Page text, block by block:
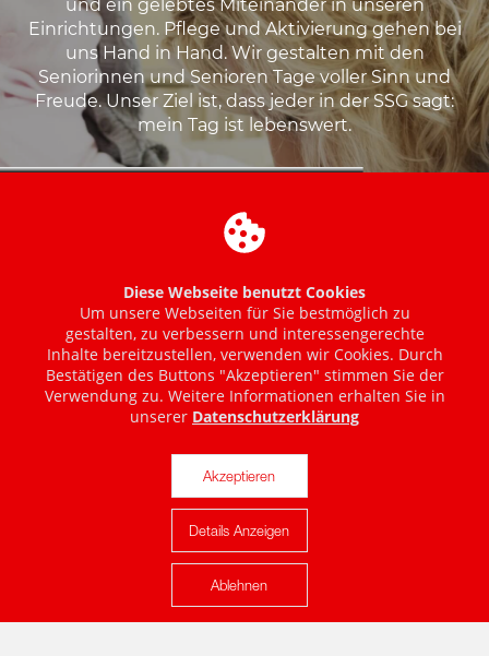
Karte anzeigen
Diese Webseite benutzt Cookies
Um unsere Webseiten für Sie bestmöglich zu
gestalten, zu verbessern und interessengerechte
Inhalte bereitzustellen, verwenden wir Cookies. Durch
Bestätigen des Buttons "Akzeptieren" stimmen Sie der
Verwendung zu. Weitere Informationen erhalten Sie in
unserer Datenschutzerklärung
Akzeptieren
Details Anzeigen
Ablehnen